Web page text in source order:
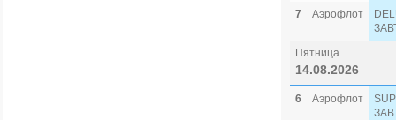
7
Аэрофлот
Пятница
14.08.2026
6 Аэрофлот